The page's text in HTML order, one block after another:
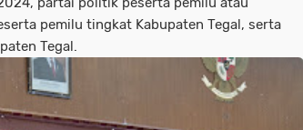
pemilu tingkat Kabupaten Tegal, serta
Tegal.